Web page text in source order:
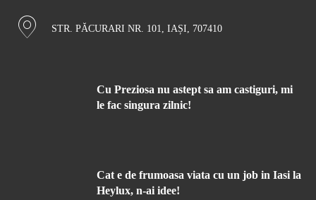
STR. PĂCURARI NR. 101, IAȘI, 707410
Cu Preziosa nu astept sa am castiguri, mi
le fac singura zilnic!
Cat e de frumoasa viata cu un job in Iasi la
Heylux, n-ai idee!